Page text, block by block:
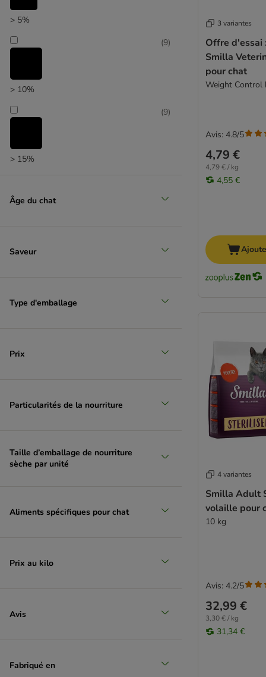
Green Petfood FairCat
Happy Cat
Josera
Kattovit
Leonardo
Markus-Mühle Beutenah
Mera Cats
Natural Greatness
Pitti
PURINA PRO PLAN Veterinary Diets
Specific veterinary diet
Trovet
Sans sucres
Adulte
Ziwi Peak
Chat stérilisé/castré
James Wellbeloved
Brit Care
> 5%
> 10%
(9)
> 15%
(9)
Âge du chat
Saveur
Type d'emballage
Prix
Particularités de la nourriture
Taille d’emballage de nourriture
sèche par unité
Aliments spécifiques pour chat
Prix au kilo
Avis
Fabriqué en
3 variantes
Offre d'essai
Smilla
pour chat
Weight
4,79 €
4,79 € / kg
4,55 €
Avis: 4.8/5
4 variantes
Smilla Adult
volaille pour
10 kg
32,99 €
3,30 € / kg
31,34 €
Avis: 4.2/5